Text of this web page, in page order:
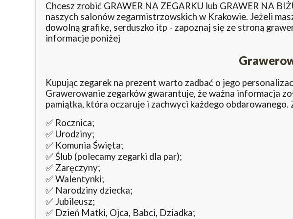
Chcesz zrobić GRAWER NA ZEGARKU lub GRAWER NA
naszych salonów zegarmistrzowskich w Krakowie. Jeżeli
dowolną grafikę, serduszko itp - zapoznaj się ze stroną
informacje poniżej
Kupując zegarek na prezent warto zadbać o jego
Grawerowanie zegarków gwarantuje, że ważna informacja
pamiątka, która oczaruje i zachwyci każdego
✅ Rocznica;
✅ Urodziny;
✅ Komunia Święta;
✅ Ślub (polecamy zegarki dla par);
✅ Zaręczyny;
✅ Walentynki;
✅ Narodziny dziecka;
✅ Jubileusz;
✅ Dzień Matki, Ojca, Babci, Dziadka;